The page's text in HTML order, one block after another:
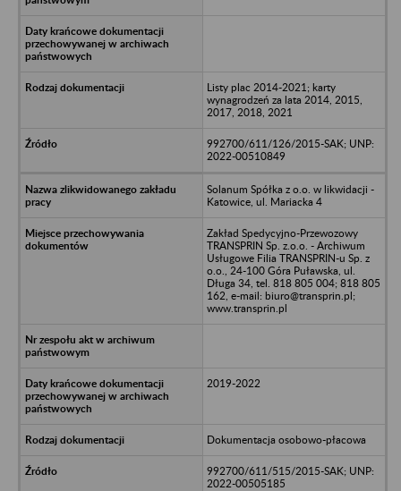
Listy plac 2014-2021; karty
wynagrodzeń za lata 2014, 2015,
2017, 2018, 2021
992700/611/126/2015-SAK; UNP:
2022-00510849
Solanum Spółka z o.o. w likwidacji -
Katowice, ul. Mariacka 4
Zakład Spedycyjno-Przewozowy
TRANSPRIN Sp. z.o.o. - Archiwum
Usługowe Filia TRANSPRIN-u Sp. z
o.o., 24-100 Góra Puławska, ul.
Długa 34, tel. 818 805 004; 818 805
162, e-mail: biuro@transprin.pl;
www.transprin.pl
2019-2022
Dokumentacja osobowo-płacowa
992700/611/515/2015-SAK; UNP:
2022-00505185